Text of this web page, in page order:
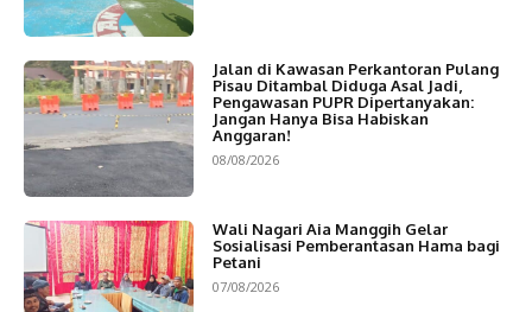
Jalan di Kawasan Perkantoran Pulang
Pisau Ditambal Diduga Asal Jadi,
Pengawasan PUPR Dipertanyakan:
Jangan Hanya Bisa Habiskan
Anggaran!
08/08/2026
Wali Nagari Aia Manggih Gelar
Sosialisasi Pemberantasan Hama bagi
Petani
07/08/2026